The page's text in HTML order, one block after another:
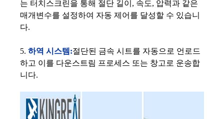
는 터치스크린을 통해 절단 길이, 속도, 압력과 같은
매개변수를 설정하여 자동 제어를 달성할 수 있습니
다.
5. 하역 시스템:절단된 금속 시트를 자동으로 언로드
하고 이를 다운스트림 프로세스 또는 창고로 운송합
니다.